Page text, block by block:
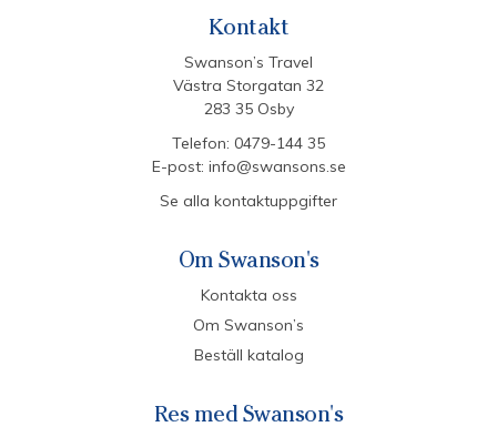
Kontakt
Swanson’s Travel
Västra Storgatan 32
283 35 Osby
Telefon: 0479-144 35
E-post: info@swansons.se
Se alla kontaktuppgifter
Om Swanson's
Kontakta oss
Om Swanson’s
Beställ katalog
Res med Swanson's